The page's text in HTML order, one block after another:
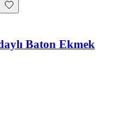
Baton Ekmek